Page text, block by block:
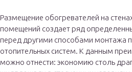
Размещение обогревателей на
помещений создает ряд
перед другими способами монтажа
отопительных систем. К данным
можно отнести: экономию столь